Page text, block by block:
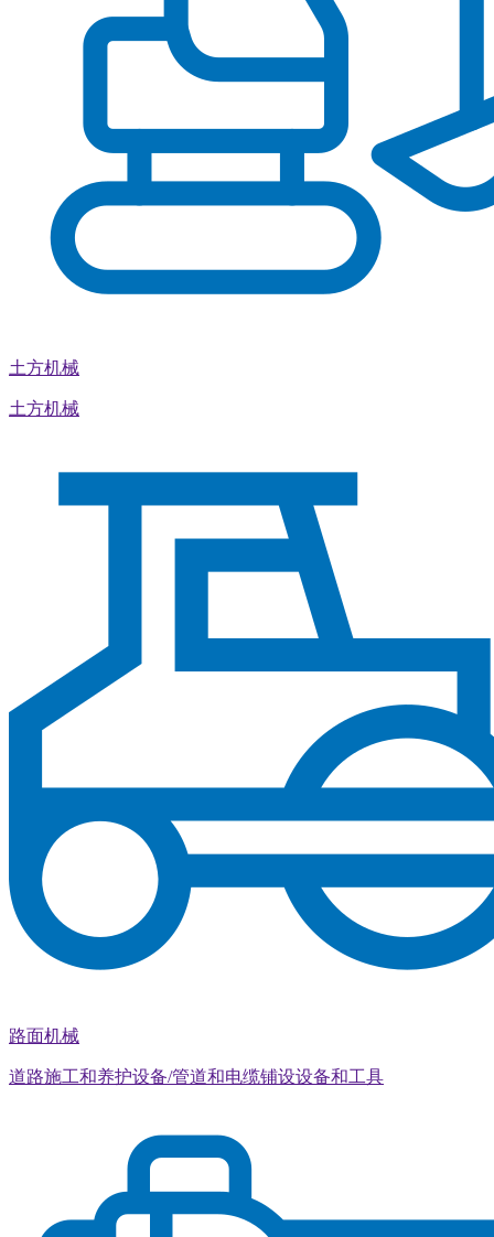
土方机械
土方机械
路面机械
道路施工和养护设备/管道和电缆铺设设备和工具